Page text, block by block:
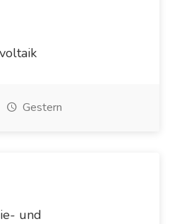
Gestern
und